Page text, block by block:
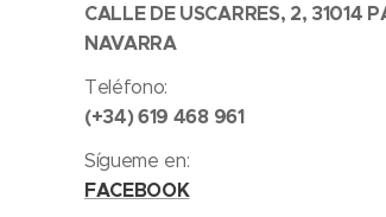
CALLE DE USCARRES, 2, 31014
NAVARRA
Teléfono:
(+34) 619 468 961
Sígueme en:
FACEBOOK